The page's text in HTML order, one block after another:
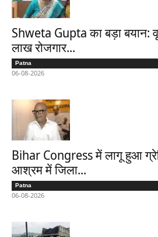
Shweta Gupta का बड़ा बयान:
लाख रोजगार...
Patna
06-08-2026
Bihar Congress में लागू हुआ
आश्रम में जिला...
Patna
06-08-2026